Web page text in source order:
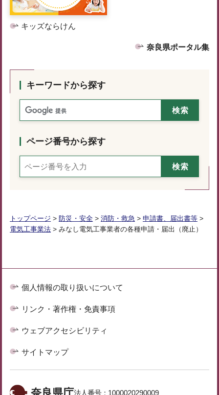
キッズならけん
奈良県ポータル集
キーワードから探す
ページ番号から探す
トップページ > 防災・安全 > 消防・救急 > 申請書、届出書等 >
電気工事業法 > みなし電気工事業者の各種申請・届出（廃止）
個人情報の取り扱いについて
リンク・著作権・免責事項
ウェブアクセシビリティ
サイトマップ
法人番号： 1000020290009